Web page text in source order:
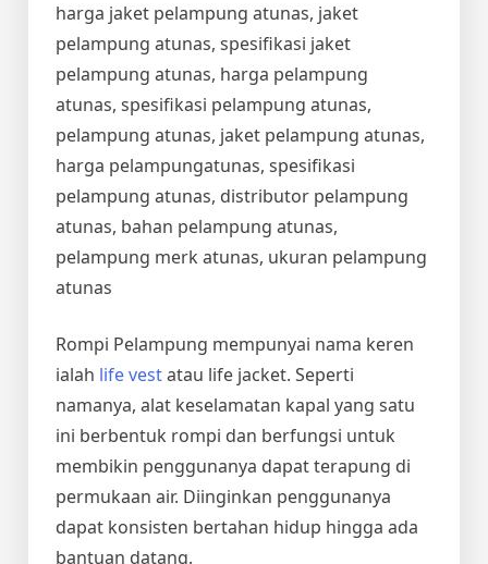
harga jaket pelampung atunas, jaket
pelampung atunas, spesifikasi jaket
pelampung atunas, harga pelampung
atunas, spesifikasi pelampung atunas,
pelampung atunas, jaket pelampung atunas,
harga pelampungatunas, spesifikasi
pelampung atunas, distributor pelampung
atunas, bahan pelampung atunas,
pelampung merk atunas, ukuran pelampung
atunas
Rompi Pelampung mempunyai nama keren
ialah life vestatau life jacket. Seperti
namanya, alat keselamatan kapal yang satu
ini berbentuk rompi dan berfungsi untuk
membikin penggunanya dapat terapung di
permukaan air. Diinginkan penggunanya
dapat konsisten bertahan hidup hingga ada
bantuan datang.